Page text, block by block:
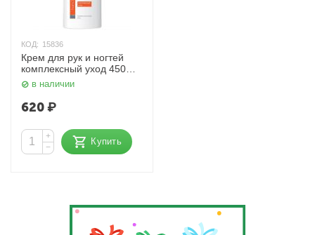
КОД: 15836
Крем для рук и ногтей
комплексный уход 450
мл. EVI professional
в наличии
620₽
+
−
Купить